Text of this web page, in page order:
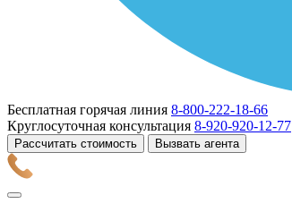
Бесплатная горячая линия 8-800-222-18-66
Круглосуточная консультация 8-920-920-12-77
Рассчитать стоимость Вызвать агента